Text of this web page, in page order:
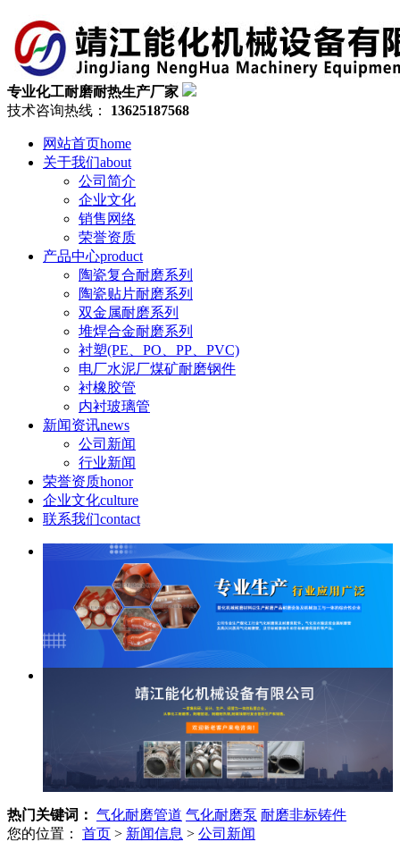
专业化工耐磨耐热生产厂家
技术咨询热线：
13625187568
网站首页home
关于我们about
公司简介
企业文化
销售网络
荣誉资质
产品中心product
陶瓷复合耐磨系列
陶瓷贴片耐磨系列
双金属耐磨系列
堆焊合金耐磨系列
衬塑(PE、PO、PP、PVC)
电厂水泥厂煤矿耐磨钢件
衬橡胶管
内衬玻璃管
新闻资讯news
公司新闻
行业新闻
荣誉资质honor
企业文化culture
联系我们contact
热门关键词： 气化耐磨管道 气化耐磨泵 耐磨非标铸件
您的位置：
首页 > 新闻信息 > 公司新闻